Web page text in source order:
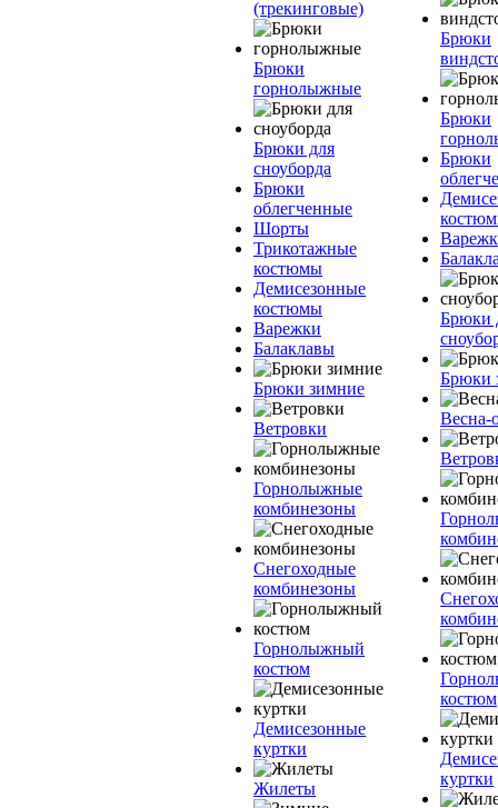
(трекинговые)
Брюки
горнолыжные
Брюки для
сноуборда
Брюки
облегченные
Шорты
Трикотажные
костюмы
Демисезонные
костюмы
Варежки
Балаклавы
Брюки зимние
Ветровки
Горнолыжные
комбинезоны
Снегоходные
комбинезоны
Горнолыжный
костюм
Демисезонные
куртки
Жилеты
Брюки
Брюки
Брюки
Брюки
Брюки
Весна-
костюм
куртки